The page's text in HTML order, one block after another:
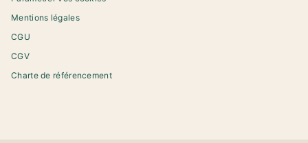
Mentions légales
CGU
CGV
Charte de référencement